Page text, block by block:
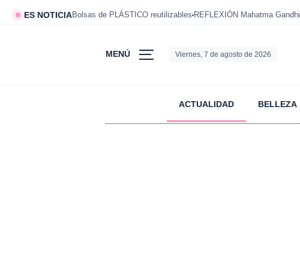
ES NOTICIABolsas de PLÁSTICO reutilizables REFLEXIÓN Mahatma Gandhi
MENÚ Viernes, 7 de agosto de 2026
ACTUALIDAD BELLEZA